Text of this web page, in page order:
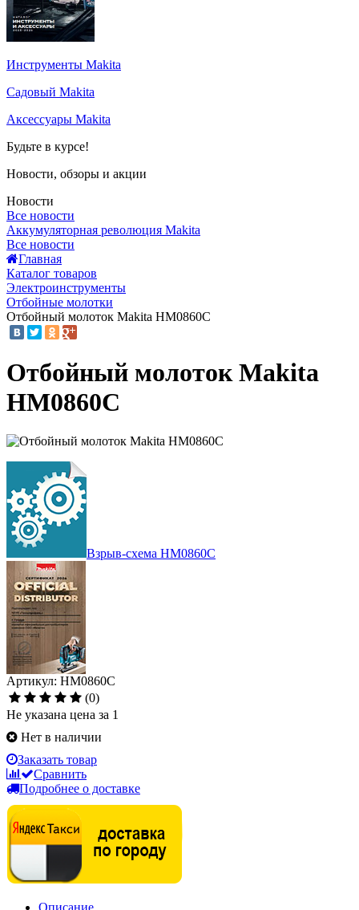
Инструменты Makita
Садовый Makita
Аксессуары Makita
Будьте в курсе!
Новости, обзоры и акции
Новости
Все новости
Аккумуляторная революция Makita
Все новости
Главная
Каталог товаров
Электроинструменты
Отбойные молотки
Отбойный молоток Makita HM0860C
Отбойный молоток Makita
HM0860C
Взрыв-схема HM0860C
Артикул: HM0860C
(0)
Не указана цена за 1
Нет в наличии
Заказать товар
Сравнить
Подробнее о доставке